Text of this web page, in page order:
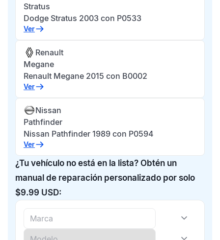
Stratus
Dodge Stratus 2003 con P0533
Ver
Renault
Megane
Renault Megane 2015 con B0002
Ver
Nissan
Pathfinder
Nissan Pathfinder 1989 con P0594
Ver
¿Tu vehículo no está en la lista? Obtén un
manual de reparación personalizado por solo
$9.99 USD: